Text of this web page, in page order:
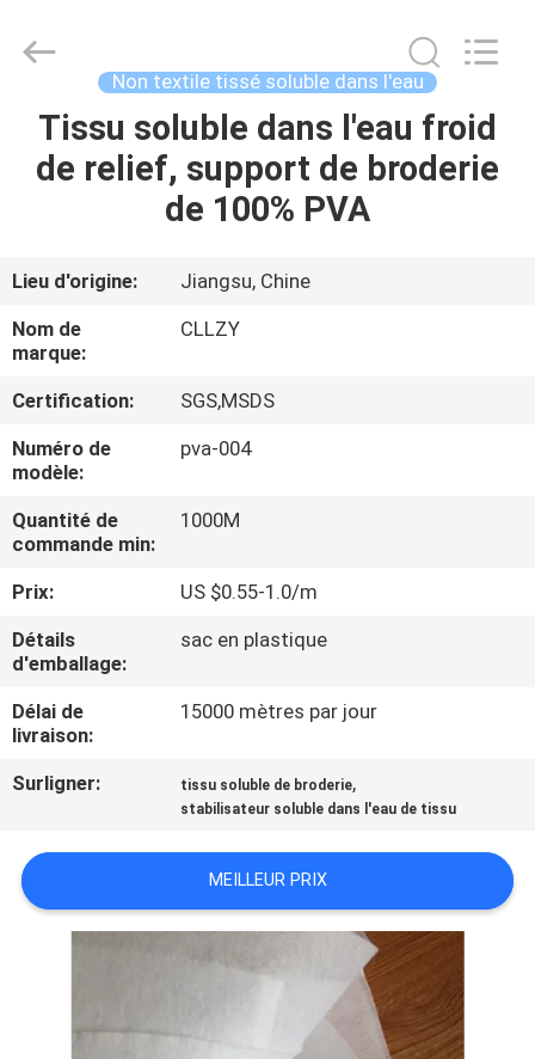
LA
PRODUITS
À
PROPOS
DE
NOUS
VISITE
DE
L'USINE
CONTRÔLE
LA
NOUVELLES
UN DEVIS
Greencradleland
Macromolecule
Reserved.
Non textile tissé soluble dans l'eau
Tissu soluble dans l'eau froid
de relief, support de broderie
de 100% PVA
Lieu d'origine:
Jiangsu, Chine
Nom de
marque:
CLLZY
Certification:
SGS,MSDS
Numéro de
modèle:
pva-004
Quantité de
commande min:
1000M
Prix:
US $0.55-1.0/m
Détails
d'emballage:
sac en plastique
Délai de
livraison:
15000 mètres par jour
Surligner: tissu soluble de broderie,
stabilisateur soluble dans l'eau de tissu
MEILLEUR PRIX